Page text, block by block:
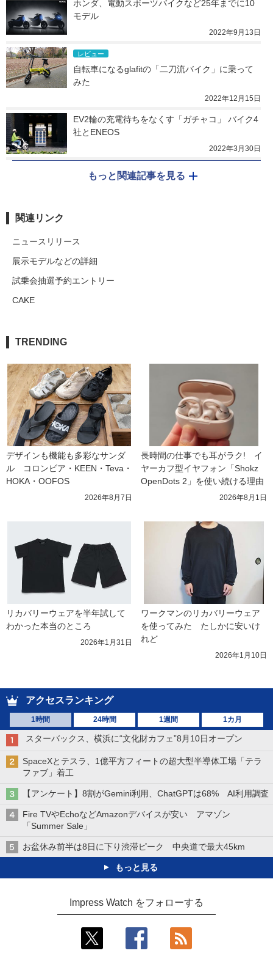
ホンダ、電動スポーツバイクなど25年までに10
モデル
2022年9月13日
レビュー
自転車になるglafitの「二刀流バイク」に乗って
みた
2022年12月15日
EV2輪の充電待ちをなくす「ガチャコ」 バイク4
社とENEOS
2022年3月30日
もっと関連記事を見る
関連リンク
ニュースリリース
展示モデルなどの詳細
試乗会抽選予約エントリー
CAKE
TRENDING
デザインも機能も多彩なサンダ
ル　コロンビア・KEEN・Teva・
HOKA・OOFOS
2026年8月7日
長時間の仕事でも耳がラク!　イ
ヤーカフ型イヤフォン「Shokz
OpenDots 2」を使い続ける理由
2026年8月1日
リカバリーウェアを半年試して
わかった本当のところ
2026年1月31日
ワークマンのリカバリーウェア
を使ってみた　たしかに安いけ
れど
2026年1月10日
アクセスランキング
1時間 24時間 1週間 1カ月
スターバックス、横浜に“文化財カフェ”8月10日オープン
SpaceXとテスラ、1億平方フィートの超大型半導体工場「テラ
ファブ」着工
【アンケート】8割がGemini利用、ChatGPTは68% AI利用調査
Fire TVやEchoなどAmazonデバイスが安い アマゾン
「Summer Sale」
お盆休み前半は8日に下り渋滞ピーク 中央道で最大45km
もっと見る
Impress Watch をフォローする